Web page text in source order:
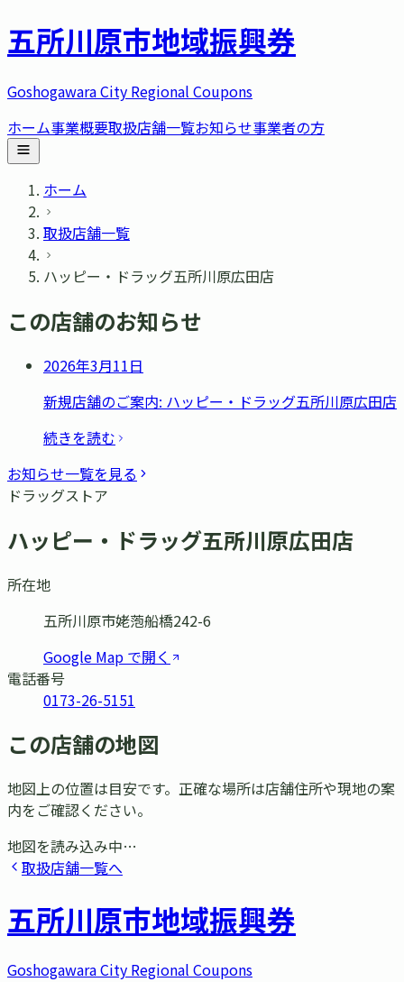
五所川原市地域振興券
Goshogawara City Regional Coupons
ホーム事業概要取扱店舗一覧お知らせ事業者の方
ホーム
取扱店舗一覧
ハッピー・ドラッグ五所川原広田店
この店舗のお知らせ
2026年3月11日
新規店舗のご案内: ハッピー・ドラッグ五所川原広田店
続きを読む
お知らせ一覧を見る
ドラッグストア
ハッピー・ドラッグ五所川原広田店
所在地
五所川原市姥萢船橋242-6
Google Map で開く
電話番号
0173-26-5151
この店舗の地図
地図上の位置は目安です。正確な場所は店舗住所や現地の案
内をご確認ください。
地図を読み込み中…
取扱店舗一覧へ
五所川原市地域振興券
Goshogawara City Regional Coupons